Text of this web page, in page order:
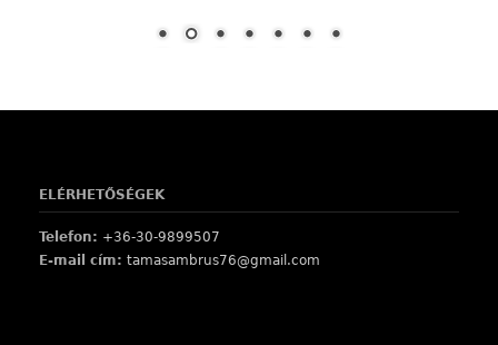
ELÉRHETŐSÉGEK
Telefon: +36-30-9899507
E-mail cím: tamasambrus76@gmail.com